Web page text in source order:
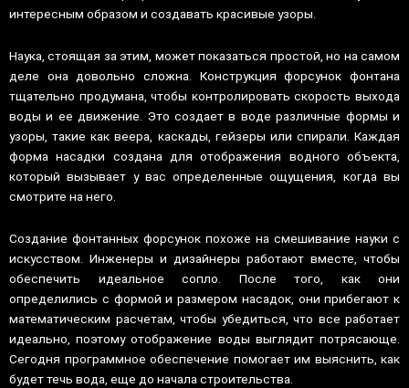
интересным образом и создавать красивые узоры.
Наука, стоящая за этим, может показаться простой, но на самом
деле она довольно сложна. Конструкция форсунок фонтана
тщательно продумана, чтобы контролировать скорость выхода
воды и ее движение. Это создает в воде различные формы и
узоры, такие как веера, каскады, гейзеры или спирали. Каждая
форма насадки создана для отображения водного объекта,
который вызывает у вас определенные ощущения, когда вы
смотрите на него.
Создание фонтанных форсунок похоже на смешивание науки с
искусством. Инженеры и дизайнеры работают вместе, чтобы
обеспечить идеальное сопло. После того, как они
определились с формой и размером насадок, они прибегают к
математическим расчетам, чтобы убедиться, что все работает
идеально, поэтому отображение воды выглядит потрясающе.
Сегодня программное обеспечение помогает им выяснить, как
будет течь вода, еще до начала строительства.